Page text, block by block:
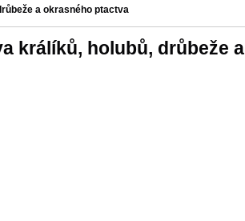
a okrasného ptactva
králíků, holubů, drůbeže a